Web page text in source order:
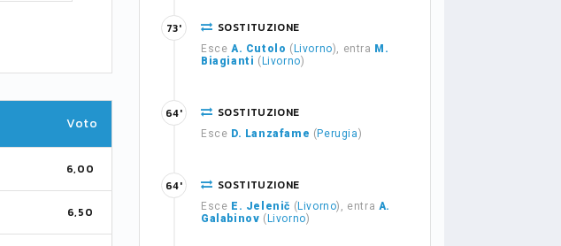
Voto
6,00
6,50
SOSTITUZIONE
Esce A. Cutolo ( Livorno), entra M.
Biagianti ( Livorno)
73'
SOSTITUZIONE
Esce D. Lanzafame ( Perugia)
64'
SOSTITUZIONE
Esce E. Jelenič ( Livorno), entra A.
Galabinov ( Livorno)
64'